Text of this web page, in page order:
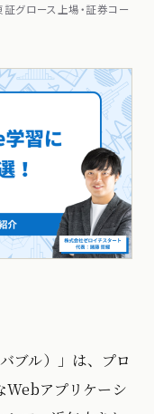
証グロース上場・証券コー
ブル）」は、プロ
Webアプリケーシ